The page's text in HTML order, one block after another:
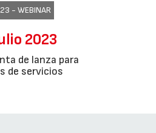
- WEBINAR
2023
de lanza para
de servicios